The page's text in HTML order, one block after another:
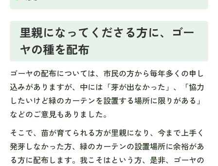
里親になってくださる方に、ゴー
ヤの種を配布
ゴーヤの配布については、市民の方から毎年多くの申し
込みがありますが、中には「芽が出なかった」、「協力
したいけど緑のカーテンを設置する場所に限りがある」
などのご意見もありました。
そこで、苗が育てられる方が里親になり、今まで上手く
発芽しなかった方、緑のカーテンの設置場所に余裕があ
る方に配布します。我こそはという方、是非、ゴーヤの